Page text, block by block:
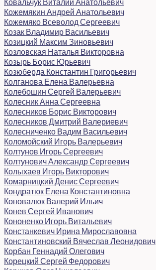
Ковальчук Виталий Анатольевич
Кожемякин Андрей Анатольевич
Кожемяко Всеволод Сергеевич
Козак Владимир Васильевич
Козицкий Максим Зиновьевич
Козловская Наталья Викторовна
Козырь Борис Юрьевич
Козюберда Константин Григорьевич
Колганова Елена Валерьевна
Колебошин Сергей Валерьевич
Колесник Анна Сергеевна
Колесников Борис Викторович
Колесников Дмитрий Валериевич
Колесниченко Вадим Васильевич
Коломойский Игорь Валерьевич
Колтунов Игорь Сергеевич
Колтунович Александр Сергеевич
Колыхаев Игорь Викторович
Комарницкий Денис Сергеевич
Кондратюк Елена Константиновна
Коновалюк Валерий Ильич
Конев Сергей Иванович
Кононенко Игорь Витальевич
Констанкевич Ирина Мирославовна
Константиновский Вячеслав Леонидович
Корбан Геннадий Олегович
Корецкий Сергей Федорович